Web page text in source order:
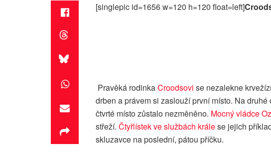
[singlepic id=1656 w=120 h=120 float=left]
Pravěká rodinkaCroodsovi se nezalekne
drben a právem si zaslouží první místo. Na
čtvrté místo zůstalo nezměněno. Mocný vládce Oz
střeží. Čtyřlístek ve službách králese jejich
skluzavce na poslední, pátou příčku.